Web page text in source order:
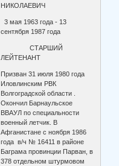
НИКОЛАЕВИЧ
3 мая 1963 года - 13
сентября 1987 года
СТАРШИЙ
ЛЕЙТЕНАНТ
Призван 31 июля 1980 года
Иловлинским РВК
Волгоградской области .
Окончил Барнаульское
ВВАУЛ по специальности
военный летчик. В
Афганистане с ноября 1986
года в/ч № 16411 в районе
Баграма провинции Парван, в
378 отдельном штурмовом